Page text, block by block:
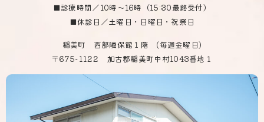
■診療時間／10時～16時（15:30最終受付）
■休診日／土曜日・日曜日・祝祭日
稲美町 西部隣保館１階 (毎週金曜日)
〒675-1122 加古郡稲美町中村1043番地１